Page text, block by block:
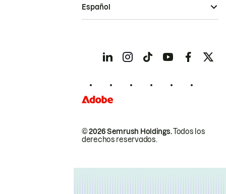
© 2026 Semrush Holdings.Todos los
derechos reservados.
Español